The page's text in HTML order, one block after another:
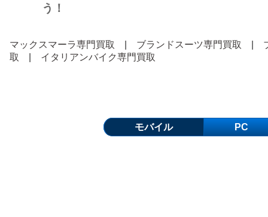
う！
マックスマーラ専門買取 ブランドスーツ専門買取
取
イタリアンバイク専門買取
モバイル PC